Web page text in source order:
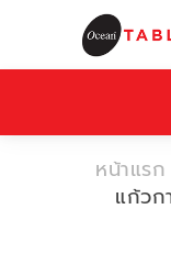
หน้าแรก
แก้วก